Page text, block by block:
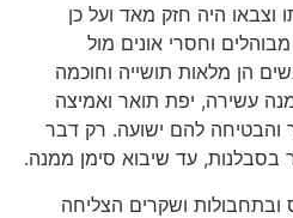
היה חזק מאד ועל כן
וחסרי אונים מול
הן מלאות תושייה וחוכמה
עשירה, יפת תואר ואמיצה
להם ישועה. רק דבר
עד שיבוא סימן ממנה.
ושקרים הצליחה